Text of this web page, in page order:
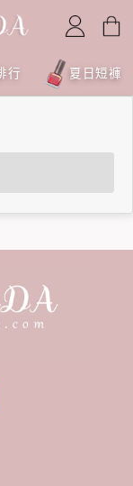
行 夏日短褲